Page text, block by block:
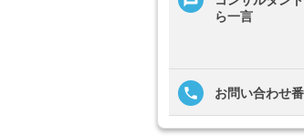
ら一言
お問い合わせ